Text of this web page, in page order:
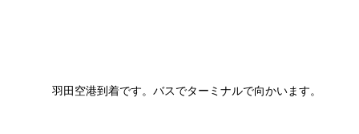
羽田空港到着です。バスでターミナルで向かいます。